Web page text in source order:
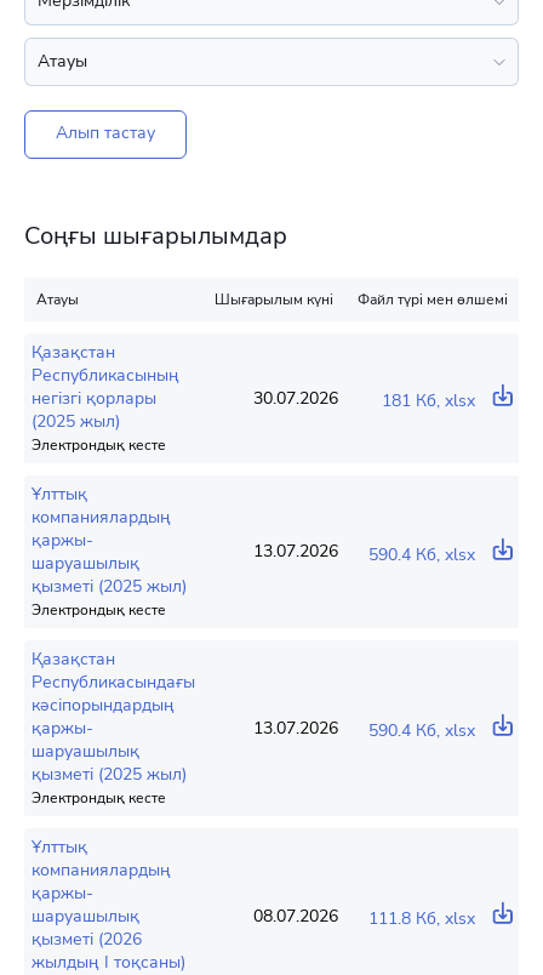
Алып тастау
Соңғы шығарылымдар
Атауы Шығарылым күні Файл түрі мен өлшемі
Қазақстан
Республикасының
негізгі қорлары
(2025 жыл)
Электрондық кесте
30.07.2026 181 Кб, xlsx
Ұлттық
компаниялардың
қаржы-
шаруашылық
қызметі (2025 жыл)
Электрондық кесте
13.07.2026 590.4 Кб, xlsx
Қазақстан
Республикасындағы
кәсіпорындардың
қаржы-
шаруашылық
қызметі (2025 жыл)
Электрондық кесте
13.07.2026 590.4 Кб, xlsx
Ұлттық
компаниялардың
қаржы-
шаруашылық
қызметі (2026
жылдың I тоқсаны)
08.07.2026 111.8 Кб, xlsx